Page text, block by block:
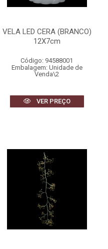
VELA LED CERA (BRANCO)
12X7cm
Código: 94588001
Embalagem: Unidade de
Venda\2
VER PREÇO